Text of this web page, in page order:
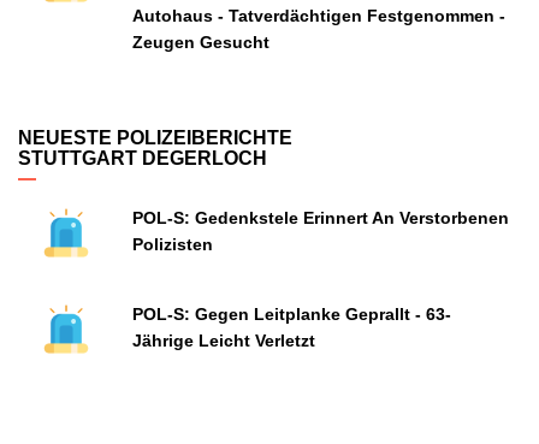
Autohaus - Tatverdächtigen Festgenommen -
Zeugen Gesucht
NEUESTE POLIZEIBERICHTE
STUTTGART DEGERLOCH
POL-S: Gedenkstele Erinnert An Verstorbenen
Polizisten
POL-S: Gegen Leitplanke Geprallt - 63-
Jährige Leicht Verletzt